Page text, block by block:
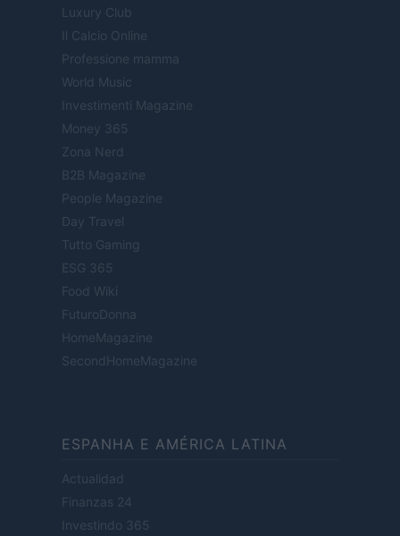
Luxury Club
Il Calcio Online
Professione mamma
World Music
Investimenti Magazine
Money 365
Zona Nerd
B2B Magazine
People Magazine
Day Travel
Tutto Gaming
ESG 365
Food Wiki
FuturoDonna
HomeMagazine
SecondHomeMagazine
ESPANHA E AMÉRICA LATINA
Actualidad
Finanzas 24
Investindo 365